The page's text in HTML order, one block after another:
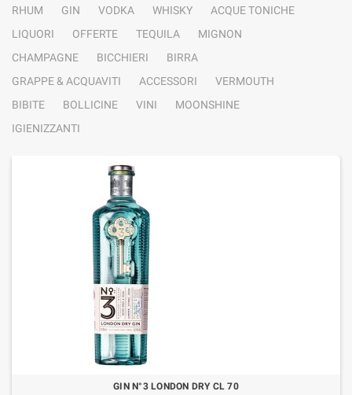
RHUM GIN VODKA WHISKY
ACQUE TONICHE
LIQUORI
OFFERTE TEQUILA
MIGNON
CHAMPAGNE
BICCHIERI
BIRRA
GRAPPE & ACQUAVITI
ACCESSORI
VERMOUTH
BIBITE
BOLLICINE VINI
MOONSHINE
IGIENIZZANTI
GIN N°3 LONDON DRY CL 70